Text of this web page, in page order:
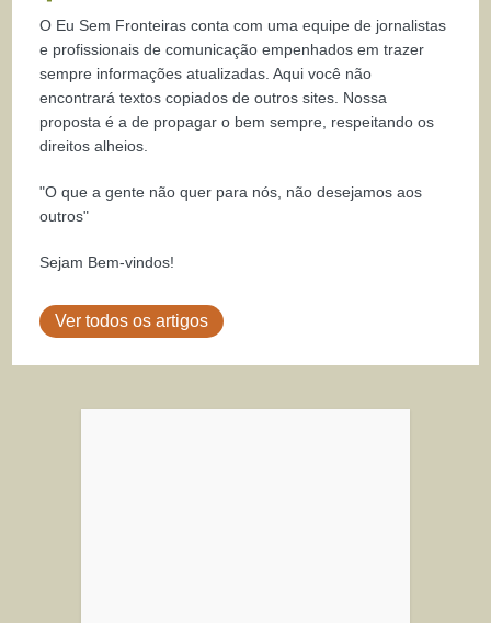
O Eu Sem Fronteiras conta com uma equipe de jornalistas
e profissionais de comunicação empenhados em trazer
sempre informações atualizadas. Aqui você não
encontrará textos copiados de outros sites. Nossa
proposta é a de propagar o bem sempre, respeitando os
direitos alheios.
"O que a gente não quer para nós, não desejamos aos
outros"
Sejam Bem-vindos!
Ver todos os artigos